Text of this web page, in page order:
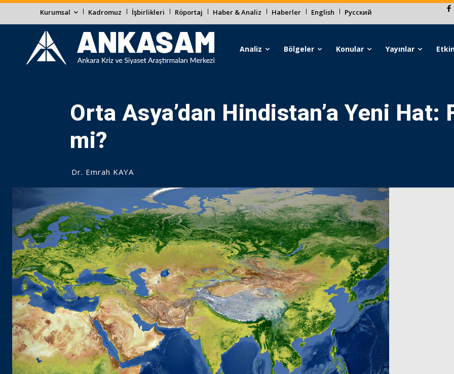
Kurumsal Kadromuz İşbirlikleri Röportaj Haber & Analiz Haberler English Русский
Analiz Bölgeler Konular Yayınlar
Orta Asya’dan Hindistan’a Yeni Hat:
mi?
Dr. Emrah KAYA